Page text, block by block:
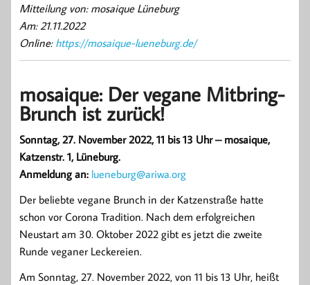
Mitteilung von: mosaique Lüneburg
Am: 21.11.2022
Online: https://mosaique-lueneburg.de/
mosaique: Der vegane Mitbring-
Brunch ist zurück!
Sonntag, 27. November 2022, 11 bis 13 Uhr – mosaique,
Katzenstr. 1, Lüneburg.
Anmeldung an: lueneburg@ariwa.org
Der beliebte vegane Brunch in der Katzenstraße hatte
schon vor Corona Tradition. Nach dem erfolgreichen
Neustart am 30. Oktober 2022 gibt es jetzt die zweite
Runde veganer Leckereien.
Am Sonntag, 27. November 2022, von 11 bis 13 Uhr, heißt